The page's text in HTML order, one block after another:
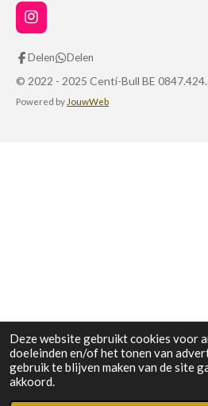
Deze website gebruikt cookies voor
doeleinden en/of het tonen van
gebruik te blijven maken van de site
akkoord.
I
n
s
a
r
Delen Delen
© 2022 - 2025 Centi-Bull BE
Powered by JouwWeb